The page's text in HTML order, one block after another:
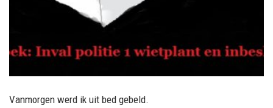
Vanmorgen werd ik uit bed gebeld.